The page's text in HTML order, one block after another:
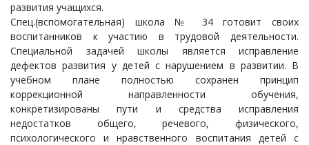
развития учащихся.
Спец.(вспомогательная) школа № 34 готовит своих
воспитанников к участию в трудовой деятельности.
Специальной задачей школы является исправление
дефектов развития у детей с нарушением в развитии. В
учебном плане полностью сохранен принцип
коррекционной направленности обучения,
конкретизированы пути и средства исправления
недостатков общего, речевого, физического,
психологического и нравственного воспитания детей с